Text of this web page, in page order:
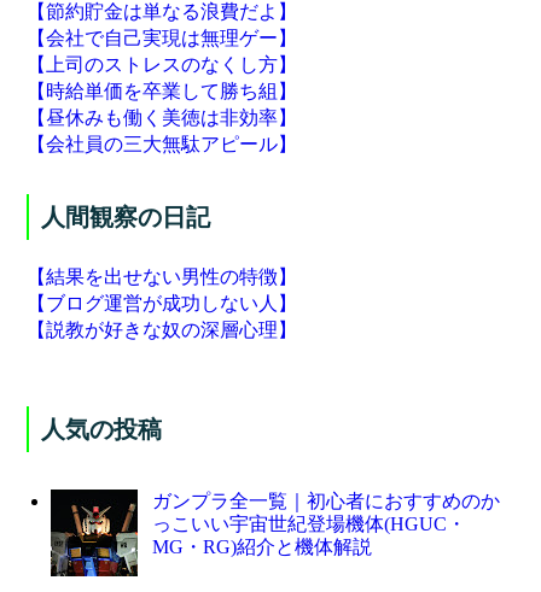
【節約貯金は単なる浪費だよ】
【会社で自己実現は無理ゲー】
【上司のストレスのなくし方】
【時給単価を卒業して勝ち組】
【昼休みも働く美徳は非効率】
【会社員の三大無駄アピール】
人間観察の日記
【結果を出せない男性の特徴】
【ブログ運営が成功しない人】
【説教が好きな奴の深層心理】
人気の投稿
ガンプラ全一覧｜初心者におすすめのか
っこいい宇宙世紀登場機体(HGUC・
MG・RG)紹介と機体解説